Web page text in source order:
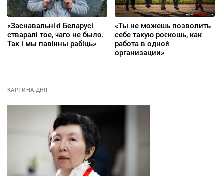
«Заснавальнікі Беларусі
стваралі тое, чаго не было.
Так і мы павінны рабіць»
«Ты не можешь позволить
себе такую роскошь, как
работа в одной
организации»
КАРТИНА ДНЯ